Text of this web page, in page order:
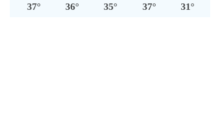
37° 36° 35° 37° 31°